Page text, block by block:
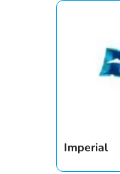
Imperial